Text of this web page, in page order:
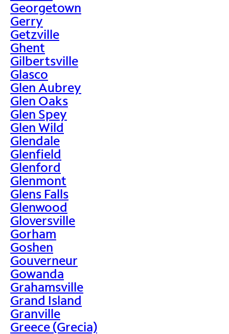
Georgetown
Gerry
Getzville
Ghent
Gilbertsville
Glasco
Glen Aubrey
Glen Oaks
Glen Spey
Glen Wild
Glendale
Glenfield
Glenford
Glenmont
Glens Falls
Glenwood
Gloversville
Gorham
Goshen
Gouverneur
Gowanda
Grahamsville
Grand Island
Granville
Greece (Grecia)